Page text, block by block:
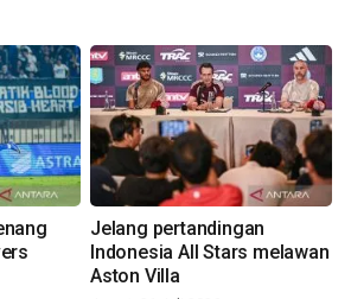
Jelang pertandingan
Indonesia All Stars melawan
Aston Villa